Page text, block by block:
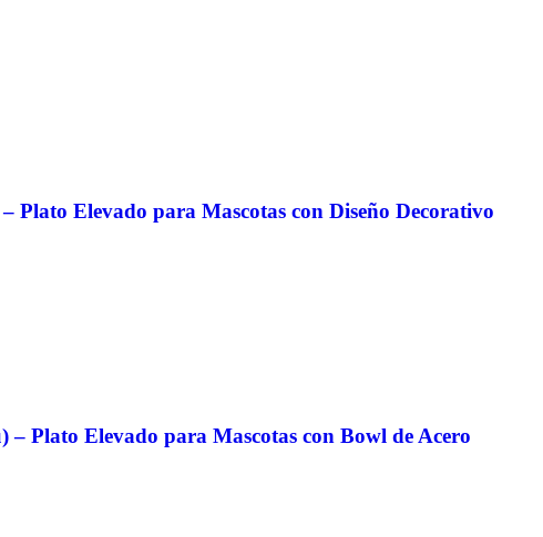
Plato Elevado para Mascotas con Diseño Decorativo
– Plato Elevado para Mascotas con Bowl de Acero